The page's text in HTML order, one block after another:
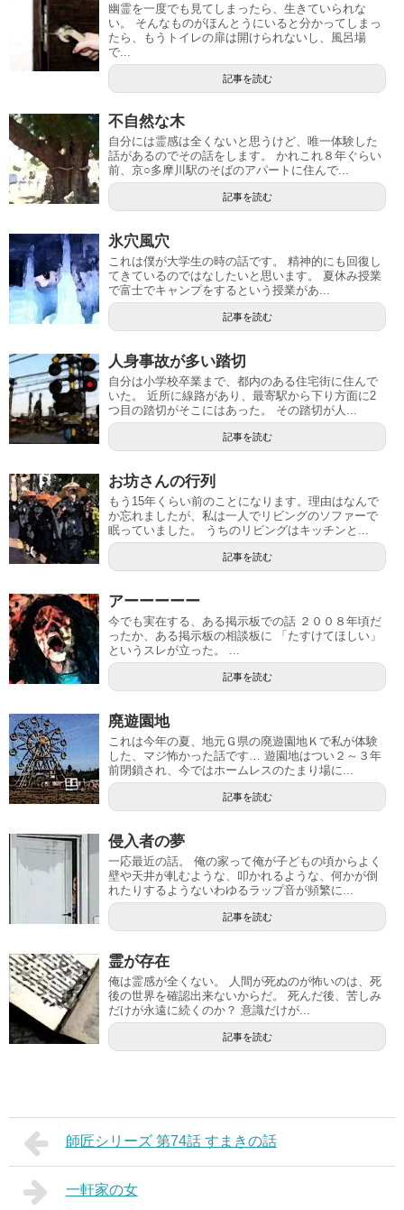
幽霊を一度でも見てしまったら、生きていられな
い。 そんなものがほんとうにいると分かってしまっ
たら、もうトイレの扉は開けられないし、風呂場
で...
記事を読む
不自然な木
自分には霊感は全くないと思うけど、唯一体験した
話があるのでその話をします。 かれこれ８年ぐらい
前、京○多摩川駅のそばのアパートに住んで...
記事を読む
氷穴風穴
これは僕が大学生の時の話です。 精神的にも回復し
てきているのではなしたいと思います。 夏休み授業
で富士でキャンプをするという授業があ...
記事を読む
人身事故が多い踏切
自分は小学校卒業まで、都内のある住宅街に住んで
いた。 近所に線路があり、最寄駅から下り方面に2
つ目の踏切がそこにはあった。 その踏切が人...
記事を読む
お坊さんの行列
もう15年くらい前のことになります。理由はなんで
か忘れましたが、私は一人でリビングのソファーで
眠っていました。 うちのリビングはキッチンと...
記事を読む
アーーーーー
今でも実在する、ある掲示板での話 ２００８年頃だ
ったか、ある掲示板の相談板に 「たすけてほしい」
というスレが立った。 ...
記事を読む
廃遊園地
これは今年の夏、地元Ｇ県の廃遊園地Ｋで私が体験
した、マジ怖かった話です… 遊園地はつい２～３年
前閉鎖され、今ではホームレスのたまり場に...
記事を読む
侵入者の夢
一応最近の話。 俺の家って俺が子どもの頃からよく
壁や天井が軋むような、叩かれるような、何かが倒
れたりするようないわゆるラップ音が頻繁に...
記事を読む
霊が存在
俺は霊感が全くない。 人間が死ぬのが怖いのは、死
後の世界を確認出来ないからだ。 死んだ後、苦しみ
だけが永遠に続くのか？ 意識だけが...
記事を読む
師匠シリーズ 第74話 すまきの話
一軒家の女